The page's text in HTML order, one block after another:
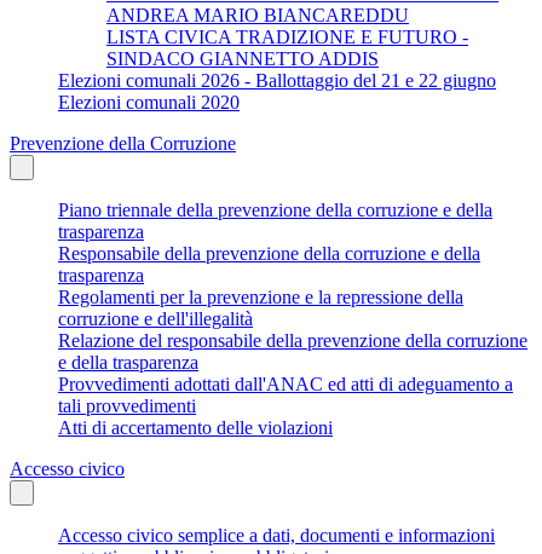
ANDREA MARIO BIANCAREDDU
LISTA CIVICA TRADIZIONE E FUTURO -
SINDACO GIANNETTO ADDIS
Elezioni comunali 2026 - Ballottaggio del 21 e 22 giugno
Elezioni comunali 2020
Prevenzione della Corruzione
Piano triennale della prevenzione della corruzione e della
trasparenza
Responsabile della prevenzione della corruzione e della
trasparenza
Regolamenti per la prevenzione e la repressione della
corruzione e dell'illegalità
Relazione del responsabile della prevenzione della corruzione
e della trasparenza
Provvedimenti adottati dall'ANAC ed atti di adeguamento a
tali provvedimenti
Atti di accertamento delle violazioni
Accesso civico
Accesso civico semplice a dati, documenti e informazioni